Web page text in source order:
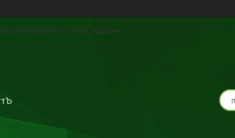
gallery@ukr.net, Київ, Україна